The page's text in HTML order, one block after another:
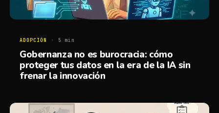
ADOPCIÓN · 5 min
Gobernanza no es burocracia: cómo
proteger tus datos en la era de la IA sin
frenar la innovación